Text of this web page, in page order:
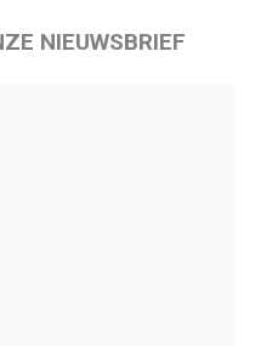
NIEUWSBRIEF